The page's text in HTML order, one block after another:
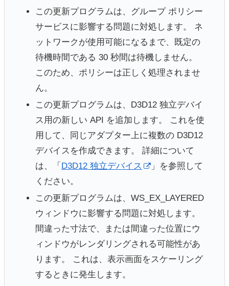
この更新プログラムは、グループ ポリシー
サービスに影響する問題に対処します。 ネ
ットワークが使用可能になるまで、既定の
待機時間である 30 秒間は待機しません。
このため、ポリシーは正しく処理されませ
ん。
この更新プログラムは、D3D12 独立デバイ
ス用の新しい API を追加します。 これを使
用して、同じアダプター上に複数の D3D12
デバイスを作成できます。 詳細について
は、「 D3D12 独立デバイス
」を参照して
ください。
この更新プログラムは、WS_EX_LAYERED
ウィンドウに影響する問題に対処します。
間違った寸法で、または間違った位置にウ
ィンドウがレンダリングされる可能性があ
ります。 これは、表示画面をスケーリング
するときに発生します。